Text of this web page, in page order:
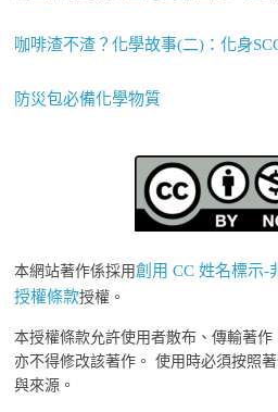
咖啡渣不渣？化學故事(二)：化身
防災包必備化學物質
本網站著作係採用創用 CC 姓名標示-
授權條款授權。
本授權條款允許使用者散布、傳輸著作
亦不得修改該著作。 使用時必須按照
與來源。